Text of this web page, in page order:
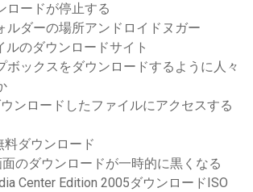
ロードが停止する
ルダーの場所アンドロイドヌガー
ルのダウンロードサイト
ボックスをダウンロードするように人々
ンロードしたファイルにアクセスする
料ダウンロード
面のダウンロードが一時的に黒くなる
Center Edition 2005ダウンロードISO